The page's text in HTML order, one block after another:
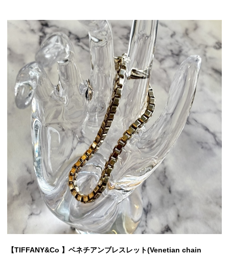
【TIFFANY&Co 】ベネチアンブレスレット(Venetian chain